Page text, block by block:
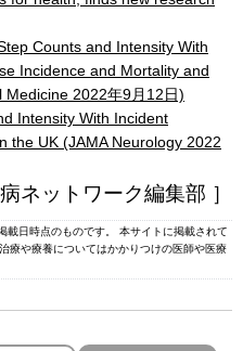
Counts and Intensity With
Incidence and Mortality and
2022年9月12日)
Intensity With Incident
the UK (JAMA Neurology 2022
病ネットワーク編集部 ］
日時点のものです。 本サイトに掲載されて
療や療養についてはかかりつけの医師や医療